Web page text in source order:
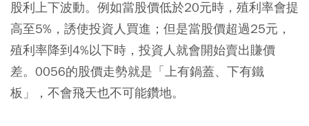
股利上下波動。例如當股價低於20元時，殖利率會提
高至5%，誘使投資人買進；但是當股價超過25元，
殖利率降到4%以下時，投資人就會開始賣出賺價
差。0056的股價走勢就是「上有鍋蓋、下有鐵
板」，不會飛天也不可能鑽地。